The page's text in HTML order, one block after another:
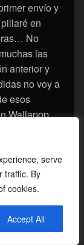
serve
traffic. By
cookies.
Accept All
envío y
en
No
las
anterior y
no voy a
esos
Wallapop…
van contra
alguna de
de ellos